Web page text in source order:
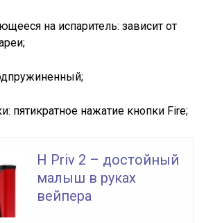
на испаритель: зависит от
пятикратное нажатие кнопки Fire;
H Priv 2 – достойный
малыш в руках
вейпера